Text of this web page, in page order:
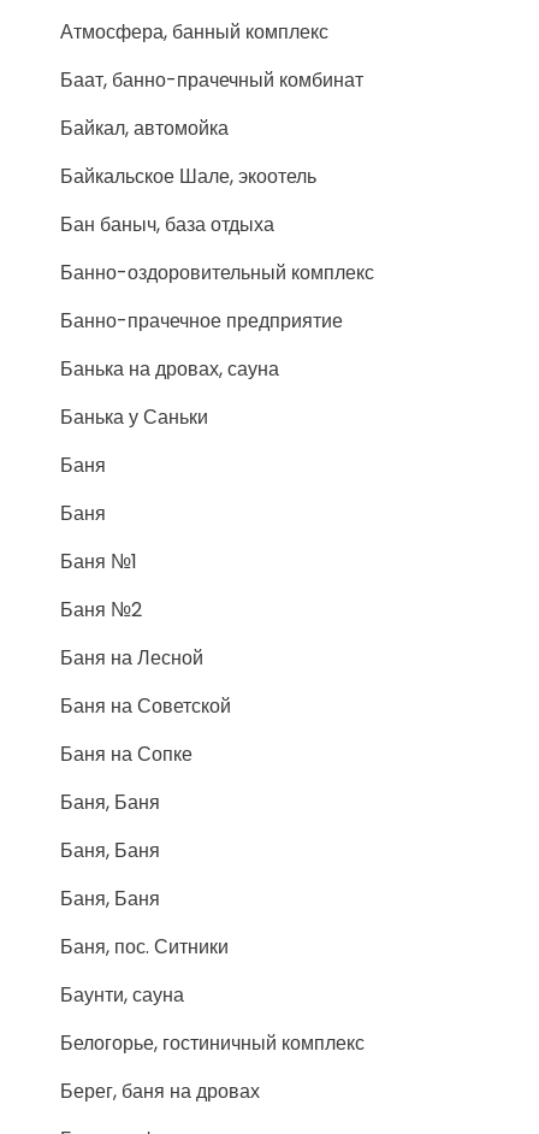
Атмосфера, банный комплекс
Баат, банно-прачечный комбинат
Байкал, автомойка
Байкальское Шале, экоотель
Бан баныч, база отдыха
Банно-оздоровительный комплекс
Банно-прачечное предприятие
Банька на дровах, сауна
Банька у Саньки
Баня
Баня
Баня №1
Баня №2
Баня на Лесной
Баня на Советской
Баня на Сопке
Баня, Баня
Баня, Баня
Баня, Баня
Баня, пос. Ситники
Баунти, сауна
Белогорье, гостиничный комплекс
Берег, баня на дровах